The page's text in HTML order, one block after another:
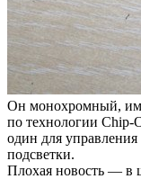
Он монохромный,
по технологии
один для
подсветки.
Плохая новость — в